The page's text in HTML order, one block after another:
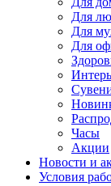
Для
Для
Для
Часы
Акции
Новости и
Условия